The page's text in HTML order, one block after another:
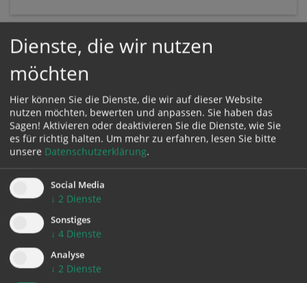
Karte:
Zustimmung erforderlich!
Bitte akzeptieren Sie
die Seite neu
Dienste, die wir nutzen
möchten
Hier können Sie die Dienste, die wir auf dieser Website
nutzen möchten, bewerten und anpassen. Sie haben das
Sagen! Aktivieren oder deaktivieren Sie die Dienste, wie Sie
es für richtig halten. Um mehr zu erfahren, lesen Sie bitte
unsere Datenschutzerklärung.
Social Media
↓ 2 Dienste
Sonstiges
↓ 4 Dienste
Analyse
↓ 2 Dienste